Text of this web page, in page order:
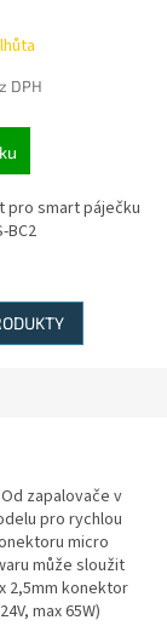
DPH
pro smart páječku
BC2
zapalovače v
pro rychlou
micro
může sloužit
x 2,5mm konektor
max 65W)